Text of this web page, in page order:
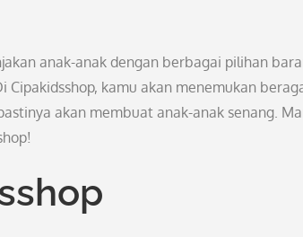
anak-anak dengan berbagai pilihan
Cipakidsshop, kamu akan menemukan
akan membuat anak-anak senang.